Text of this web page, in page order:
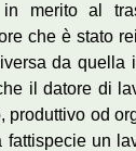
in merito al
che è stato
da quella
il datore di
produttivo od
fattispecie un